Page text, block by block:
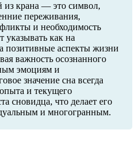
из крана — это символ,
переживания,
и необходимость
как на
позитивные аспекты жизни
важность осознанного
эмоциям и
значение сна всегда
и текущего
сновидца, что делает его
и многогранным.